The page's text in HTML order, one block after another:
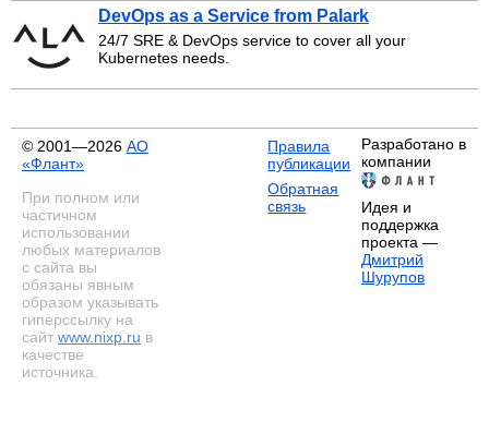
DevOps as a Service from Palark
24/7 SRE & DevOps service to cover all your
Kubernetes needs.
© 2001—2026 АО
«Флант»
При полном или
частичном
использовании
любых материалов
с сайта вы
обязаны явным
образом указывать
гиперссылку на
сайт www.nixp.ru в
качестве
источника.
Правила
публикации
Обратная
связь
Разработано в
компании
Идея и
поддержка
проекта —
Дмитрий
Шурупов